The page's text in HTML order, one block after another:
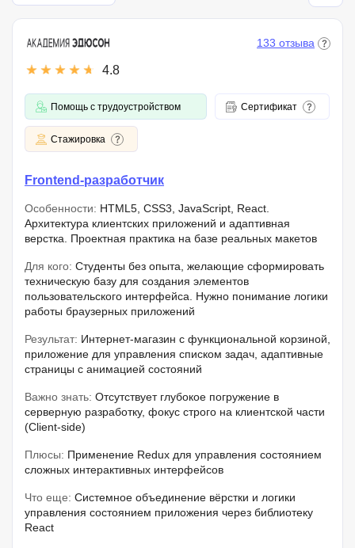
4.8
133 отзыва
Помощь с трудоустройством Сертификат
Стажировка
Frontend-разработчик
Особенности: HTML5, CSS3, JavaScript, React.
Архитектура клиентских приложений и адаптивная
верстка. Проектная практика на базе реальных макетов
Для кого: Студенты без опыта, желающие сформировать
техническую базу для создания элементов
пользовательского интерфейса. Нужно понимание логики
работы браузерных приложений
Результат: Интернет-магазин с функциональной корзиной,
приложение для управления списком задач, адаптивные
страницы с анимацией состояний
Важно знать: Отсутствует глубокое погружение в
серверную разработку, фокус строго на клиентской части
(Client-side)
Плюсы: Применение Redux для управления состоянием
сложных интерактивных интерфейсов
Что еще: Системное объединение вёрстки и логики
управления состоянием приложения через библиотеку
React